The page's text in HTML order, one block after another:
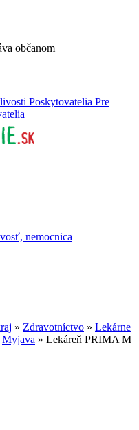
občanom
Poskytovatelia Pre
nemocnica
» Zdravotníctvo » Lekárne
Myjava » Lekáreň PRIMA M